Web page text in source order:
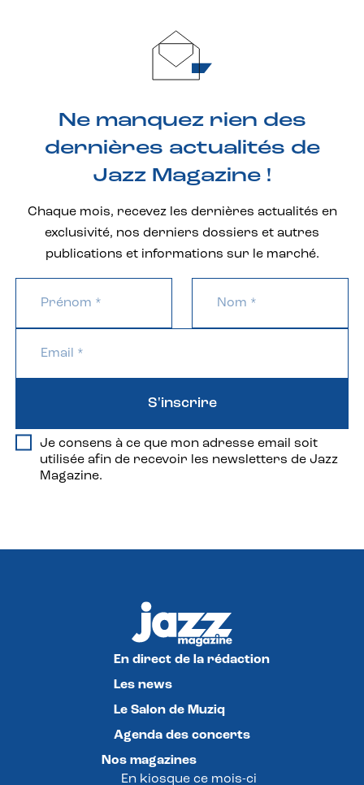
Ne manquez rien des
dernières actualités de
Jazz Magazine !
Chaque mois, recevez les dernières actualités en
exclusivité, nos derniers dossiers et autres
publications et informations sur le marché.
Je consens à ce que mon adresse email soit
utilisée afin de recevoir les newsletters de Jazz
Magazine.
S'inscrire
En direct de la rédaction
Les news
Le Salon de Muziq
Agenda des concerts
Nos magazines
En kiosque ce mois-ci